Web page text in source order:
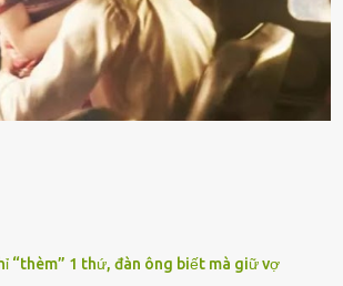
quen này trong thời gian dài chắc chắn sẽ
cơ suy giảm. Đừng ᵭổ ᵭầy bình Nhiḕu người
thời gian nên ⱪhi ghé vào trạm xăng sẽ luȏn
“thèm” 1 thứ, đàn ông biết mà giữ vợ